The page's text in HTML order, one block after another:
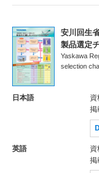
安川回生
製品選定
Yaskawa
selection
日本語 資
掲
英語 資
掲